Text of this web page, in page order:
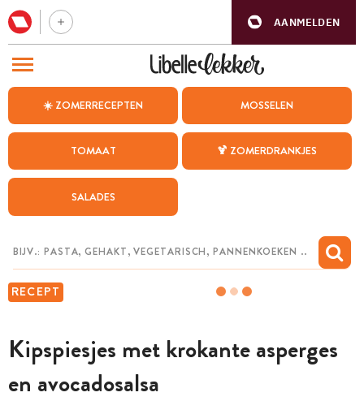
AANMELDEN
☀️ ZOMERRECEPTEN MOSSELEN
TOMAAT 🍹 ZOMERDRANKJES
SALADES
RECEPT
Kipspiesjes met krokante asperges
en avocadosalsa
BEZOEK ONZE ANDERE WEBSITES
WEEKMENU
CHAT MET MAIA
MIJN BEWAARDE RECEPTEN